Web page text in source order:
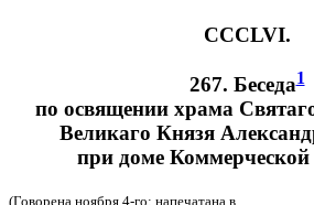
CCCLVI.
267. Беседа1
по освящении храма
Великаго Князя
при доме
(Говорена ноября 4-го; напечатана в